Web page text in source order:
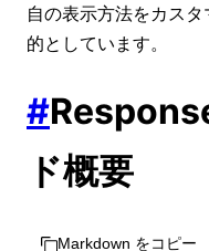
自の表示方法をカス
的としています。
#
ド概要
Markdown をコピー